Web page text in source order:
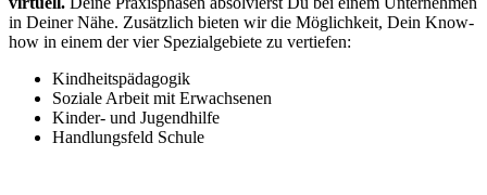
in Deiner Nähe. Zusätzlich bieten wir die Möglichkeit, Dein Know-
how in einem der vier Spezialgebiete zu vertiefen:
Kindheitspädagogik
Soziale Arbeit mit Erwachsenen
Kinder- und Jugendhilfe
Handlungsfeld Schule